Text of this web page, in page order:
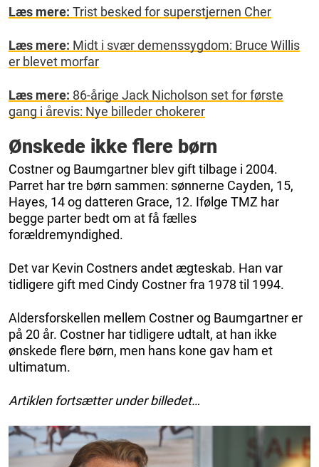
Læs mere: Trist besked for superstjernen Cher
Læs mere: Midt i svær demenssygdom: Bruce Willis
er blevet morfar
Læs mere: 86-årige Jack Nicholson set for første
gang i årevis: Nye billeder chokerer
Ønskede ikke flere børn
Costner og Baumgartner blev gift tilbage i 2004.
Parret har tre børn sammen: sønnerne Cayden, 15,
Hayes, 14 og datteren Grace, 12. Ifølge TMZ har
begge parter bedt om at få fælles
forældremyndighed.
Det var Kevin Costners andet ægteskab. Han var
tidligere gift med Cindy Costner fra 1978 til 1994.
Aldersforskellen mellem Costner og Baumgartner er
på 20 år. Costner har tidligere udtalt, at han ikke
ønskede flere børn, men hans kone gav ham et
ultimatum.
Artiklen fortsætter under billedet…